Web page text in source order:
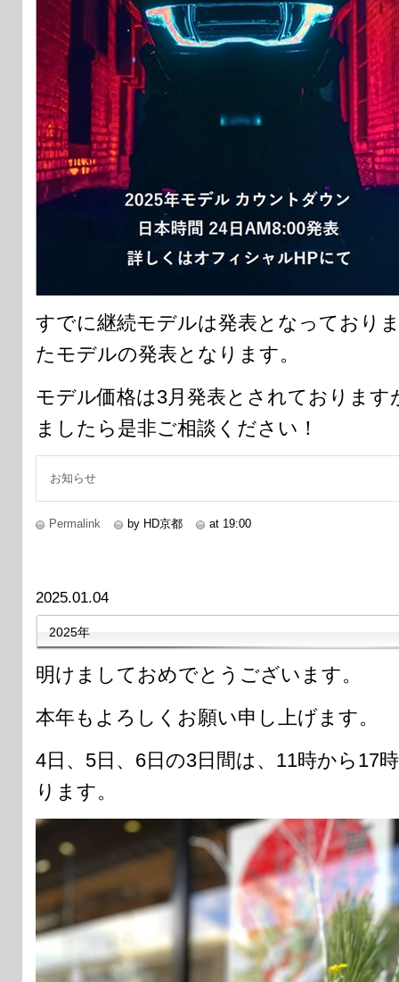
すでに継続モデルは発表となっており
たモデルの発表となります。
モデル価格は3月発表とされておりま
ましたら是非ご相談ください！
お知らせ
Permalink by HD京都 at 19:00
2025.01.04
2025年
明けましておめでとうございます。
本年もよろしくお願い申し上げます。
4日、5日、6日の3日間は、11時から17
ります。